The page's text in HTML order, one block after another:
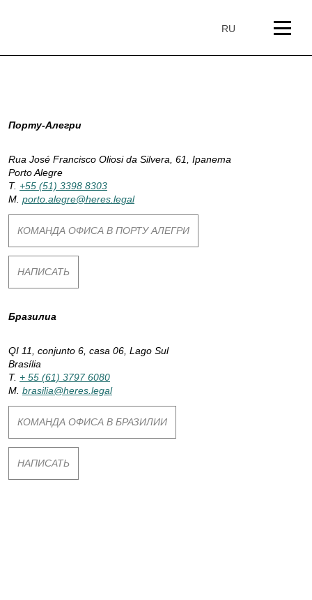
RU
а
т
г
о
р
и
Порту-Алегри
Rua José Francisco Oliosi da Silvera, 61, Ipanema
Porto Alegre
T. +55 (51) 3398 8303
M. porto.alegre@heres.legal
КОМАНДА ОФИСА В ПОРТУ АЛЕГРИ
НАПИСАТЬ
Бразилиа
QI 11, conjunto 6, casa 06, Lago Sul
Brasília
T. + 55 (61) 3797 6080
M. brasilia@heres.legal
КОМАНДА ОФИСА В БРАЗИЛИИ
НАПИСАТЬ